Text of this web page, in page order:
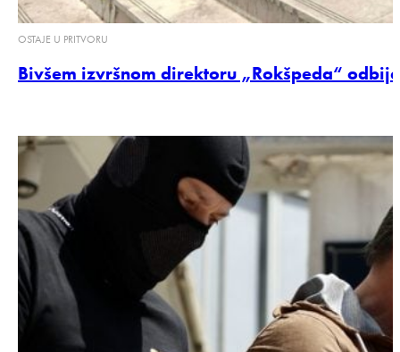
OSTAJE U PRITVORU
Bivšem izvršnom direktoru „Rokšpeda“